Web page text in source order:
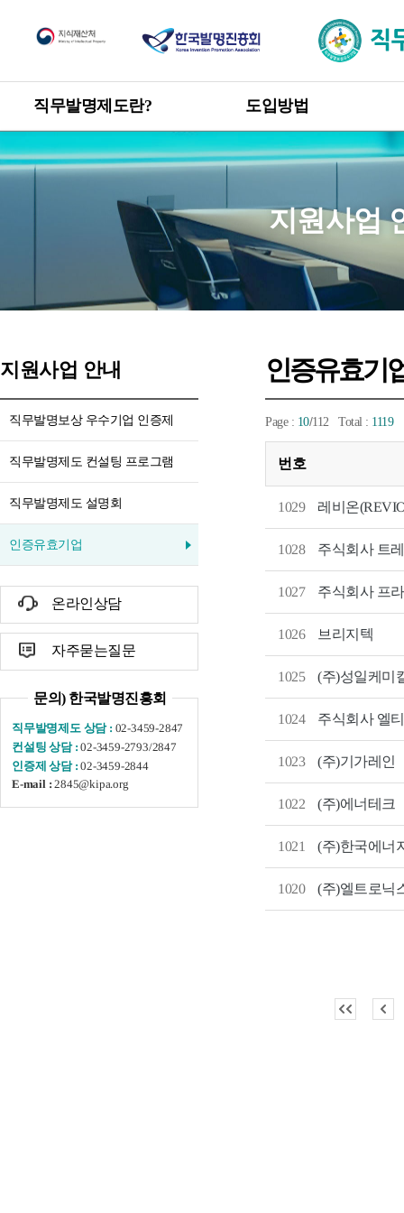
직무발명제도
직무발명제도란?
한눈에 보는 직무발명제도
관련 발명진흥법 및 시행령
도입방법
도입방법 안내
직무발명 권리관계
직무발명 보상
제도 도입 혜택
지원사업
지원사업 안내
직무발명보상 우수기업 인증제
직무발명제도 컨설팅 프로그램
직무발명제도 설명회
인증유효기업
온라인상담
자주묻는질문
문의) 한국발명진흥회
직무발명제도 상담 : 02-3459-2847
컨설팅 상담 :02-3459-2793/2847
인증제 상담 :02-3459-2844
E-mail : 2845@kipa.org
인증유효기
Page : 10/112 Total : 1119
번호
1029 레비온
1028 주식회사 트
1027 주식회사 프
1026 브리지텍
1025 (주)성일케미
1024 주식회사 엘
1023 (주)기가레인
1022 (주)에너테크
1021 (주)한국에너
1020 (주)엘트로닉